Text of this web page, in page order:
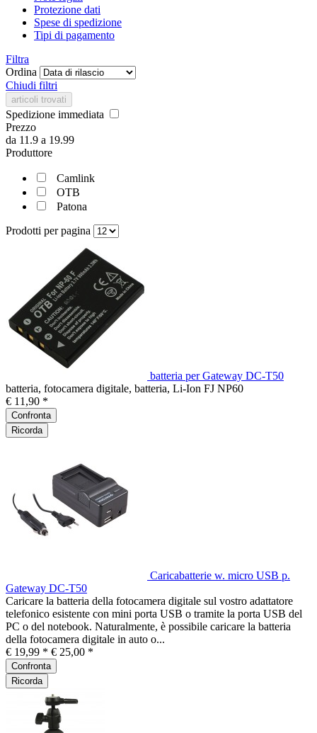
Protezione dati
Spese di spedizione
Tipi di pagamento
Filtra
Ordina
Chiudi filtri
articoli trovati
Spedizione immediata
Prezzo
da 11.9 a 19.99
Produttore
Camlink
OTB
Patona
Prodotti per pagina
batteria per Gateway DC-T50
batteria, fotocamera digitale, batteria, Li-Ion FJ NP60
€ 11,90 *
Confronta
Ricorda
Caricabatterie w. micro USB p.
Gateway DC-T50
Caricare la batteria della fotocamera digitale sul vostro adattatore
telefonico esistente con mini porta USB o tramite la porta USB del
PC o del notebook. Naturalmente, è possibile caricare la batteria
della fotocamera digitale in auto o...
€ 19,99 * € 25,00 *
Confronta
Ricorda